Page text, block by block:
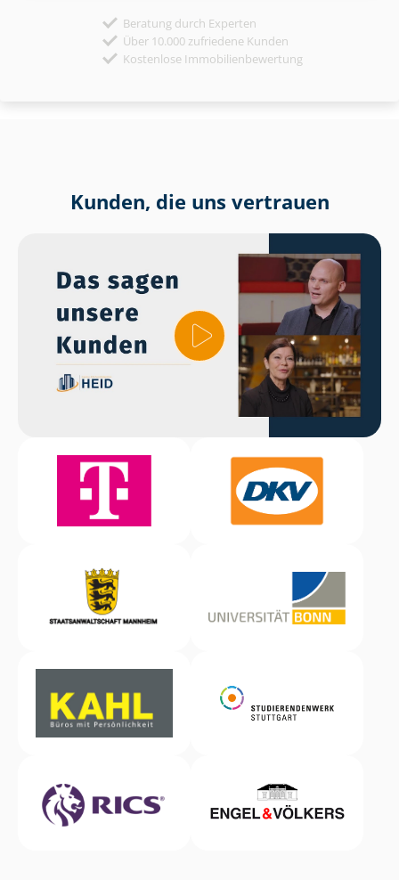
Beratung durch Experten
Über 10.000 zufriedene Kunden
Kostenlose Immobilienbewertung
Kunden, die uns vertrauen